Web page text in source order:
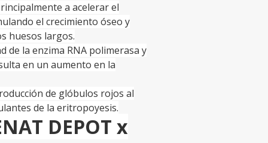
a acelerar el
el crecimiento óseo y
huesos largos.
de la enzima RNA polimerasa y
en un aumento en la
de glóbulos rojos al
de la eritropoyesis.
DEPOT x